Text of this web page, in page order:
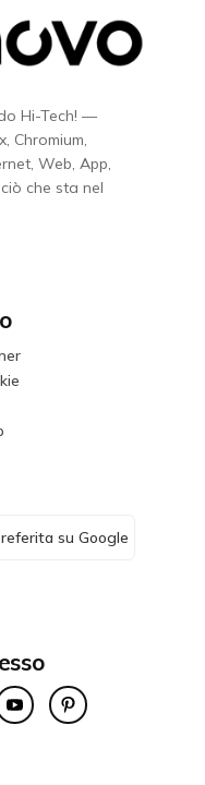
Hi-Tech! —
Chromium,
Web, App,
che sta nel
su Google